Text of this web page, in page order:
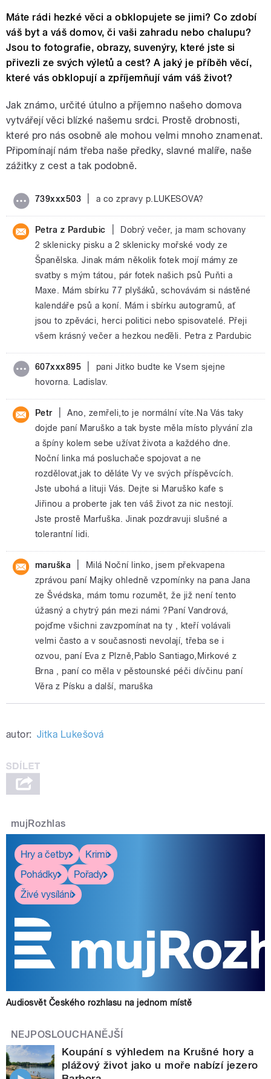
Máte rádi hezké věci a obklopujete se jimi? Co zdobí
váš byt a váš domov, či vaši zahradu nebo chalupu?
Jsou to fotografie, obrazy, suvenýry, které jste si
přivezli ze svých výletů a cest? A jaký je příběh věcí,
které vás obklopují a zpříjemňují vám váš život?
Jak známo, určité útulno a příjemno našeho domova
vytvářejí věci blízké našemu srdci. Prostě drobnosti,
které pro nás osobně ale mohou velmi mnoho znamenat.
Připomínají nám třeba naše předky, slavné malíře, naše
zážitky z cest a tak podobně.
739xxx503 a co zpravy p.LUKESOVA?
Petra z Pardubic
Dobrý večer, ja mam schovany
2 sklenicky pisku a 2 sklenicky mořské vody ze
Španělska. Jinak mám několik fotek mojí mámy ze
svatby s mým tátou, pár fotek našich psů Puňti a
Maxe. Mám sbírku 77 plyšáků, schovávám si nástěné
kalendáře psů a koní. Mám i sbírku autogramů, ať
jsou to zpěváci, herci politici nebo spisovatelé. Přeji
všem krásný večer a hezkou neďěli. Petra z Pardubic
607xxx895
pani Jitko budte ke Vsem sjejne
hovorna. Ladislav.
Petr
Ano, zemřeli,to je normální víte.Na Vás taky
dojde paní Maruško a tak byste měla místo plyvání zla
a špíny kolem sebe užívat života a každého dne.
Noční linka má posluchače spojovat a ne
rozdělovat,jak to děláte Vy ve svých příspěvcích.
Jste ubohá a lituji Vás. Dejte si Maruško kafe s
Jiřinou a proberte jak ten váš život za nic nestojí.
Jste prostě Marfuška. Jinak pozdravuji slušné a
tolerantní lidi.
maruška
Milá Noční linko, jsem překvapena
zprávou paní Majky ohledně vzpomínky na pana Jana
ze Švédska, mám tomu rozumět, že již není tento
úžasný a chytrý pán mezi námi ?Paní Vandrová,
pojďme všichni zavzpomínat na ty , kteří volávali
velmi často a v současnosti nevolají, třeba se i
ozvou, paní Eva z Plzně,Pablo Santiago,Mirkové z
Brna , paní co měla v pěstounské péči dívčinu paní
Věra z Písku a další, maruška
autor: Jitka Lukešová
mujRozhlas
Hry a četby
Krimi
Pohádky
Pořady
Živé vysílání
Audiosvět Českého rozhlasu na jednom místě
NEJPOSLOUCHANĚJŠÍ
Koupání s výhledem na Krušné hory a
plážový život jako u moře nabízí jezero